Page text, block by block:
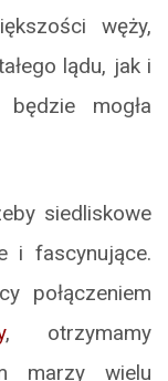
węży,
lądu, jak i
mogła
siedliskowe
i fascynujące.
połączeniem
, otrzymamy
marzy wielu